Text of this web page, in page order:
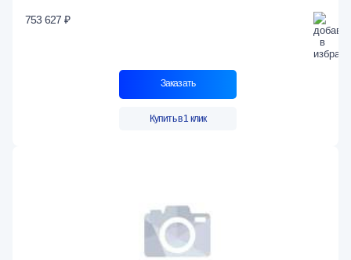
753 627 ₽
Заказать
Купить в 1 клик